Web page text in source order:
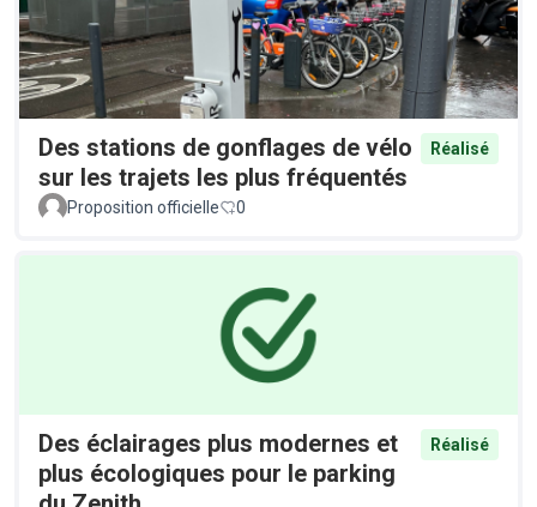
Des stations de gonflages de vélo
sur les trajets les plus fréquentés
Réalisé
Proposition officielle 0
Des éclairages plus modernes et
plus écologiques pour le parking
Réalisé